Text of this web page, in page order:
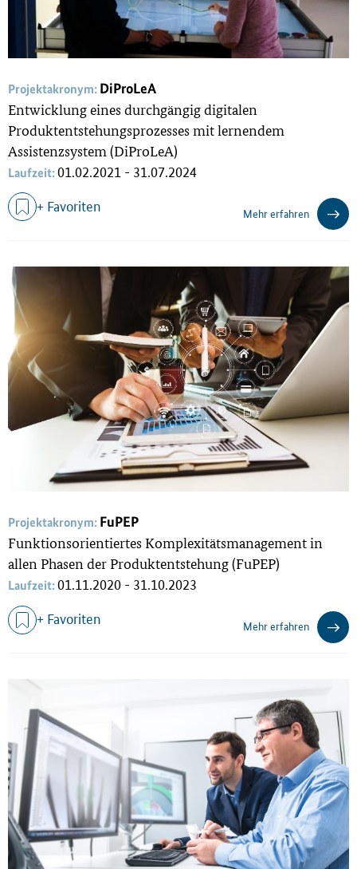
Projektakronym: DiProLeA
Entwicklung eines durchgängig digitalen
Produktentstehungsprozesses mit lernendem
Assistenzsystem (DiProLeA)
Laufzeit:01.02.2021 - 31.07.2024
+ Favoriten Mehr erfahren
Projektakronym: FuPEP
Funktionsorientiertes Komplexitätsmanagement in
allen Phasen der Produktentstehung (FuPEP)
Laufzeit:01.11.2020 - 31.10.2023
+ Favoriten Mehr erfahren